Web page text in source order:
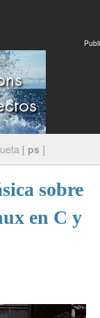
Publi
[ ps ]
sobre
en C y